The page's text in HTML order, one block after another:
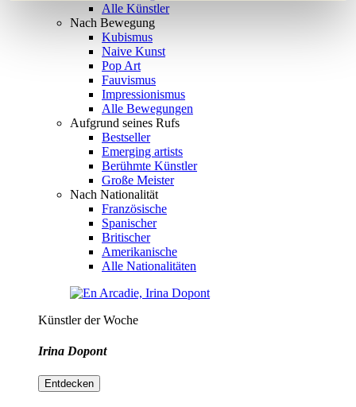
Alle Künstler
Nach Bewegung
Kubismus
Naive Kunst
Pop Art
Fauvismus
Impressionismus
Alle Bewegungen
Aufgrund seines Rufs
Bestseller
Emerging artists
Berühmte Künstler
Große Meister
Nach Nationalität
Französische
Spanischer
Britischer
Amerikanische
Alle Nationalitäten
Künstler der Woche
Irina Dopont
Entdecken